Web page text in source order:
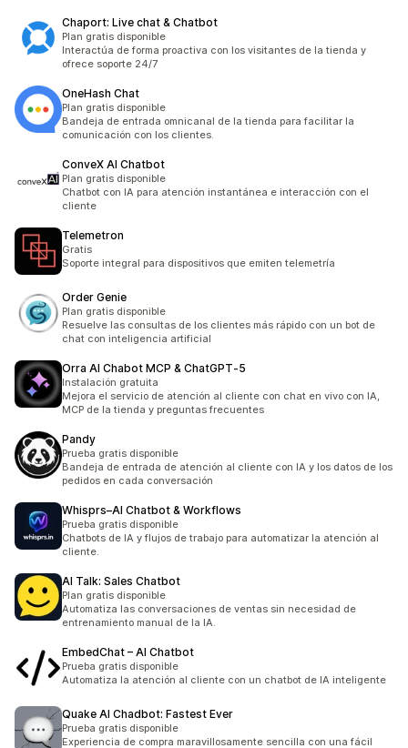
Chaport: Live chat & Chatbot
Plan gratis disponible
Interactúa de forma proactiva con los visitantes de la tienda y
ofrece soporte 24/7
OneHash Chat
Plan gratis disponible
Bandeja de entrada omnicanal de la tienda para facilitar la
comunicación con los clientes.
ConveX AI Chatbot
Plan gratis disponible
Chatbot con IA para atención instantánea e interacción con el
cliente
Telemetron
Gratis
Soporte integral para dispositivos que emiten telemetría
Order Genie
Plan gratis disponible
Resuelve las consultas de los clientes más rápido con un bot de
chat con inteligencia artificial
Orra AI Chabot MCP & ChatGPT‑5
Instalación gratuita
Mejora el servicio de atención al cliente con chat en vivo con IA,
MCP de la tienda y preguntas frecuentes
Pandy
Prueba gratis disponible
Bandeja de entrada de atención al cliente con IA y los datos de los
pedidos en cada conversación
Whisprs–AI Chatbot & Workflows
Prueba gratis disponible
Chatbots de IA y flujos de trabajo para automatizar la atención al
cliente.
AI Talk: Sales Chatbot
Plan gratis disponible
Automatiza las conversaciones de ventas sin necesidad de
entrenamiento manual de la IA.
EmbedChat – AI Chatbot
Prueba gratis disponible
Automatiza la atención al cliente con un chatbot de IA inteligente
Quake AI Chadbot: Fastest Ever
Prueba gratis disponible
Experiencia de compra maravillosamente sencilla con una fácil